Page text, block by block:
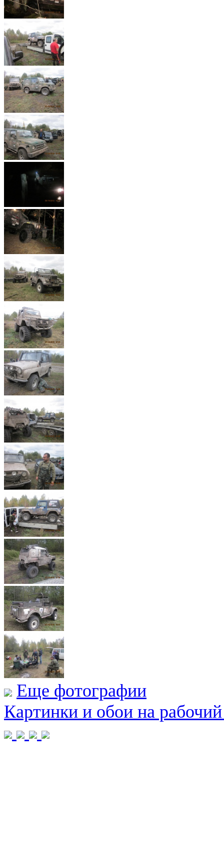
Еще фотографии
Картинки и обои на